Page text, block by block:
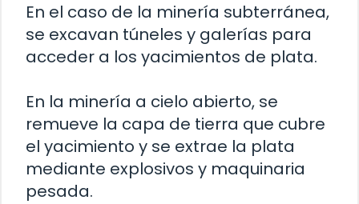
En el caso de la minería subterránea,
se excavan túneles y galerías para
acceder a los yacimientos de plata.
En la minería a cielo abierto, se
remueve la capa de tierra que cubre
el yacimiento y se extrae la plata
mediante explosivos y maquinaria
pesada.